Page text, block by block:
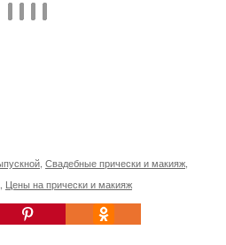
Свадебные прически и макияж
Цены на прически и макияж